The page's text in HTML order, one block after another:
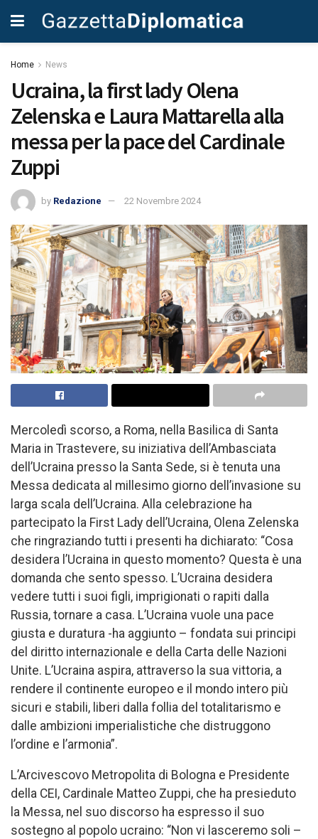
Home News
Ucraina, la first lady Olena
Zelenska e Laura Mattarella alla
messa per la pace del Cardinale
Zuppi
by Redazione 22 Novembre 2024
Mercoledì scorso, a Roma, nella Basilica di Santa
Maria in Trastevere, su iniziativa dell’Ambasciata
dell’Ucraina presso la Santa Sede, si è tenuta una
Messa dedicata al millesimo giorno dell’invasione su
larga scala dell’Ucraina. Alla celebrazione ha
partecipato la First Lady dell’Ucraina, Olena Zelenska
che ringraziando tutti i presenti ha dichiarato: “Cosa
desidera l’Ucraina in questo momento? Questa è una
domanda che sento spesso. L’Ucraina desidera
vedere tutti i suoi figli, imprigionati o rapiti dalla
Russia, tornare a casa. L’Ucraina vuole una pace
giusta e duratura -ha aggiunto – fondata sui principi
del diritto internazionale e della Carta delle Nazioni
Unite. L’Ucraina aspira, attraverso la sua vittoria, a
rendere il continente europeo e il mondo intero più
sicuri e stabili, liberi dalla follia del totalitarismo e
dalle ambizioni imperialistiche che distruggono
l’ordine e l’armonia”.
L’Arcivescovo Metropolita di Bologna e Presidente
della CEI, Cardinale Matteo Zuppi, che ha presieduto
la Messa, nel suo discorso ha espresso il suo
sostegno al popolo ucraino: “Non vi lasceremo soli –